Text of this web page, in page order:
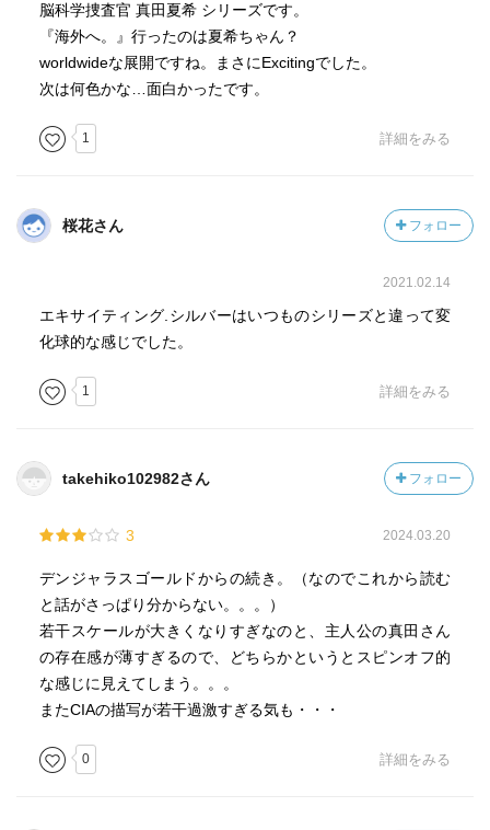
脳科学捜査官 真田夏希 シリーズです。
『海外へ。』行ったのは夏希ちゃん？
worldwideな展開ですね。まさにExcitingでした。
次は何色かな…面白かったです。
1 詳細をみる
桜花さん フォロー
2021.02.14
エキサイティング.シルバーはいつものシリーズと違って変
化球的な感じでした。
1 詳細をみる
takehiko102982さん フォロー
3 2024.03.20
デンジャラスゴールドからの続き。（なのでこれから読む
と話がさっぱり分からない。。。）
若干スケールが大きくなりすぎなのと、主人公の真田さん
の存在感が薄すぎるので、どちらかというとスピンオフ的
な感じに見えてしまう。。。
またCIAの描写が若干過激すぎる気も・・・
0 詳細をみる